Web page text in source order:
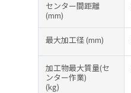
センター間距離
(mm)
最大加工径(mm)
加工物最大質量(セ
ンター作業)
(kg)